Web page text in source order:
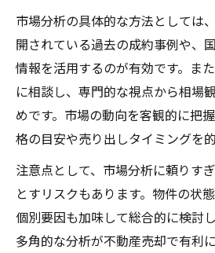
市場分析の具体的な方法としては
開されている過去の成約事例や、
情報を活用するのが有効です。ま
に相談し、専門的な視点から相場
めです。市場の動向を客観的に把
格の目安や売り出しタイミングを
注意点として、市場分析に頼りす
とすリスクもあります。物件の状
個別要因も加味して総合的に検討
多角的な分析が不動産売却で有利